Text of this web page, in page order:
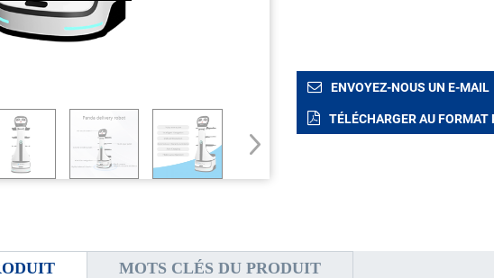
ENVOYEZ-NOUS UN E-MAIL
TÉLÉCHARGER AU FORMAT
MOTS CLÉS DU PRODUIT